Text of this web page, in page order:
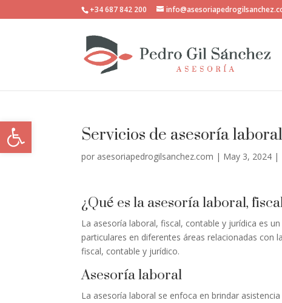
Abrir barra de herramientas
+34 687 842 200
Servicios de asesoría
por asesoriapedrogilsanchez.com | May 3, 2024 |
¿Qué es la asesoría laboral,
La asesoría laboral, fiscal, contable y jurídica es
particulares en diferentes áreas relacionadas con
fiscal, contable y jurídico.
Asesoría laboral
La asesoría laboral se enfoca en brindar